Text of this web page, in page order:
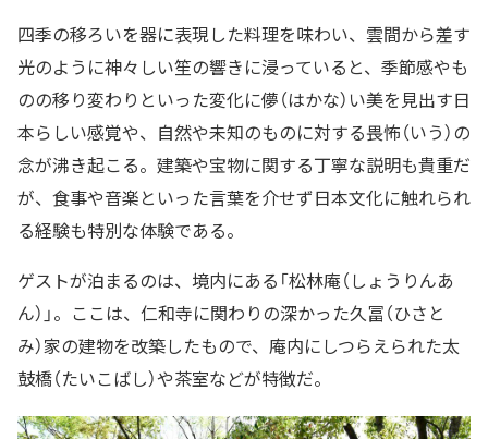
四季の移ろいを器に表現した料理を味わい、雲間から差す
光のように神々しい笙の響きに浸っていると、季節感やも
のの移り変わりといった変化に儚（はかな）い美を見出す日
本らしい感覚や、自然や未知のものに対する畏怖（いう）の
念が沸き起こる。建築や宝物に関する丁寧な説明も貴重だ
が、食事や音楽といった言葉を介せず日本文化に触れられ
る経験も特別な体験である。
ゲストが泊まるのは、境内にある「松林庵（しょうりんあ
ん）」。ここは、仁和寺に関わりの深かった久冨（ひさと
み）家の建物を改築したもので、庵内にしつらえられた太
鼓橋（たいこばし）や茶室などが特徴だ。